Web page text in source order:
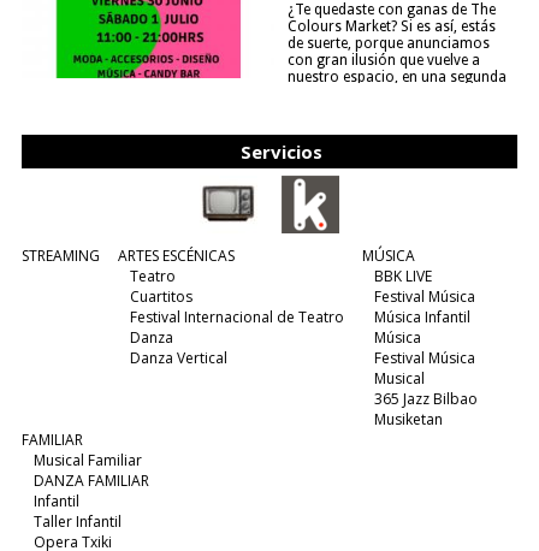
¿Te quedaste con ganas de The
Colours Market? Si es así, estás
de suerte, porque anunciamos
con gran ilusión que vuelve a
nuestro espacio, en una segunda
Servicios
STREAMING
ARTES ESCÉNICAS
Teatro
Cuartitos
Festival Internacional de Teatro
Danza
Danza Vertical
MÚSICA
BBK LIVE
Festival Música
Música Infantil
Música
Festival Música
Musical
365 Jazz Bilbao
Musiketan
FAMILIAR
Musical Familiar
DANZA FAMILIAR
Infantil
Taller Infantil
Opera Txiki